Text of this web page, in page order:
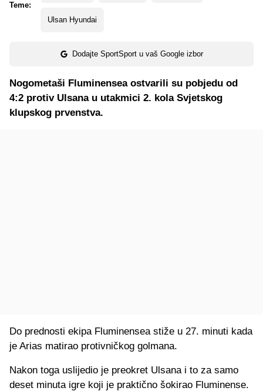
Teme:
Ulsan Hyundai
Dodajte SportSport u vaš Google izbor
Nogometaši Fluminensea ostvarili su pobjedu od
4:2 protiv Ulsana u utakmici 2. kola Svjetskog
klupskog prvenstva.
Do prednosti ekipa Fluminensea stiže u 27. minuti kada
je Arias matirao protivničkog golmana.
Nakon toga uslijedio je preokret Ulsana i to za samo
deset minuta igre koji je praktično šokirao Fluminense.